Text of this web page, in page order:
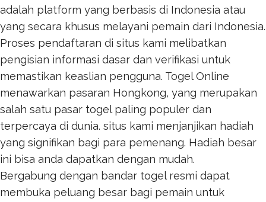
adalah platform yang berbasis di Indonesia atau
yang secara khusus melayani pemain dari Indonesia.
Proses pendaftaran di situs kami melibatkan
pengisian informasi dasar dan verifikasi untuk
memastikan keaslian pengguna. Togel Online
menawarkan pasaran Hongkong, yang merupakan
salah satu pasar togel paling populer dan
terpercaya di dunia. situs kami menjanjikan hadiah
yang signifikan bagi para pemenang. Hadiah besar
ini bisa anda dapatkan dengan mudah.
Bergabung dengan bandar togel resmi dapat
membuka peluang besar bagi pemain untuk